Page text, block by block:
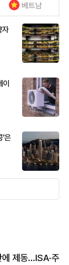
베트남
자
'은
제동…ISA·주